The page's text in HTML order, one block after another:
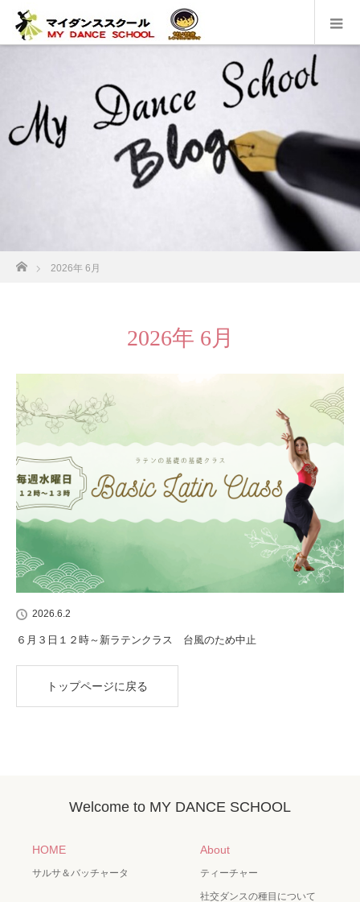
ホーム
2026年 6月
2026年 6月
2026.6.2
６月３日１２時～新ラテンクラス 台風のため中止
トップページに戻る
Welcome to MY DANCE SCHOOL
HOME
サルサ＆バッチャータ
About
ティーチャー
社交ダンスの種目について